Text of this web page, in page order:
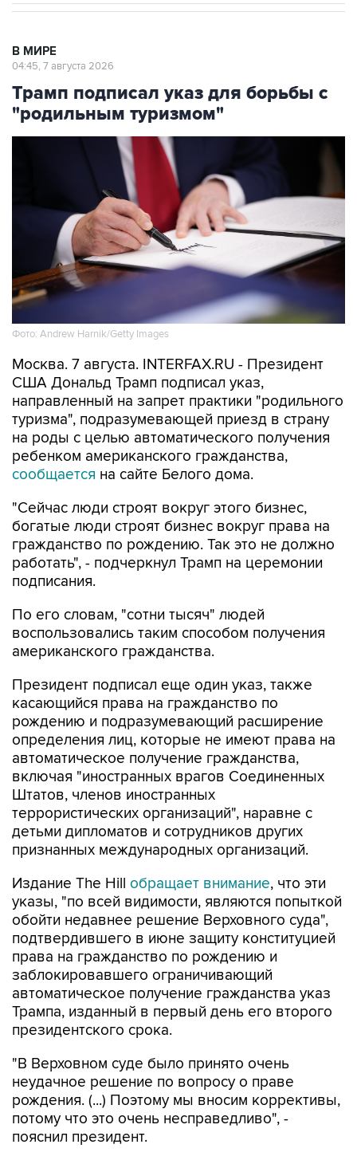
В МИРЕ
04:45, 7 августа 2026
Трамп подписал указ для борьбы с
"родильным туризмом"
Фото: Andrew Harnik/Getty Images
Москва. 7 августа. INTERFAX.RU - Президент
США Дональд Трамп подписал указ,
направленный на запрет практики "родильного
туризма", подразумевающей приезд в страну
на роды с целью автоматического получения
ребенком американского гражданства,
сообщается на сайте Белого дома.
"Сейчас люди строят вокруг этого бизнес,
богатые люди строят бизнес вокруг права на
гражданство по рождению. Так это не должно
работать", - подчеркнул Трамп на церемонии
подписания.
По его словам, "сотни тысяч" людей
воспользовались таким способом получения
американского гражданства.
Президент подписал еще один указ, также
касающийся права на гражданство по
рождению и подразумевающий расширение
определения лиц, которые не имеют права на
автоматическое получение гражданства,
включая "иностранных врагов Соединенных
Штатов, членов иностранных
террористических организаций", наравне с
детьми дипломатов и сотрудников других
признанных международных организаций.
Издание The Hill обращает внимание, что эти
указы, "по всей видимости, являются попыткой
обойти недавнее решение Верховного суда",
подтвердившего в июне защиту конституцией
права на гражданство по рождению и
заблокировавшего ограничивающий
автоматическое получение гражданства указ
Трампа, изданный в первый день его второго
президентского срока.
"В Верховном суде было принято очень
неудачное решение по вопросу о праве
рождения. (...) Поэтому мы вносим коррективы,
потому что это очень несправедливо", -
пояснил президент.